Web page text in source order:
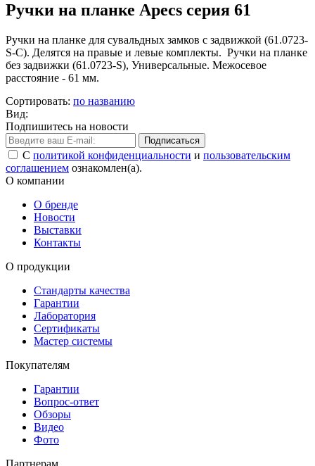
Ручки на планке Apecs серия 61
Ручки на планке для сувальдных замков с задвижкой (61.0723-
S-C). Делятся на правые и левые комплекты. Ручки на планке
без задвижки (61.0723-S), Универсальные. Межосевое
расстояние - 61 мм.
Сортировать: по названию
Вид:
Подпишитесь на новости
Подписаться
С политикой конфиденциальности и пользовательским
соглашением ознакомлен(а).
О компании
О бренде
Новости
Выставки
Контакты
О продукции
Стандарты качества
Гарантии
Лаборатория
Сертификаты
Мастер системы
Покупателям
Гарантии
Вопрос-ответ
Обзоры
Видео
Фото